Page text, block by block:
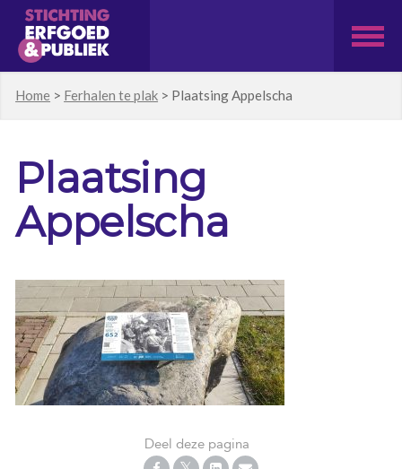
Home > Ferhalen te plak > Plaatsing Appelscha
Plaatsing
Appelscha
Deel deze pagina